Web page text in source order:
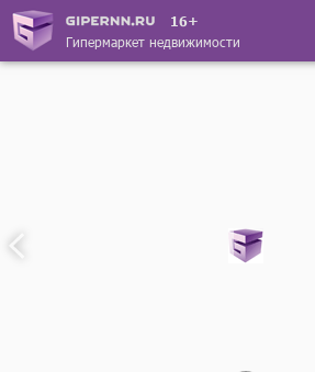
16+
Гипермаркет недвижимости